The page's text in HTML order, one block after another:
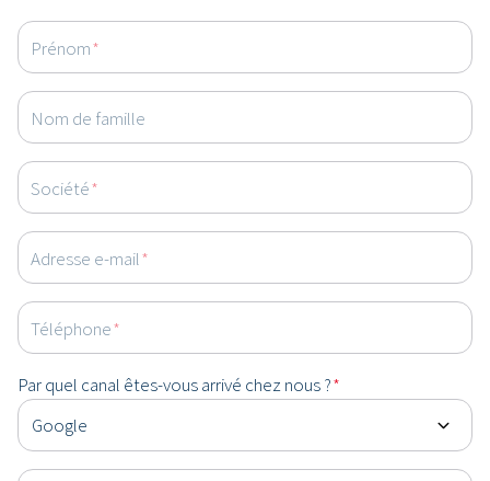
Prénom*
Nom de famille
Société*
Adresse e-mail*
Téléphone*
Par quel canal êtes-vous arrivé chez nous ?*